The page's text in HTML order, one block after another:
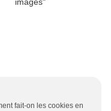
fait-on les cookies en